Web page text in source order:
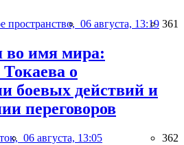
пространство, 06 августа, 13:19 361
во имя мира:
о
боевых действий и
переговоров
06 августа, 13:05 362